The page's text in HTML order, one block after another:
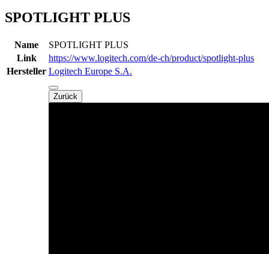
SPOTLIGHT PLUS
Name
SPOTLIGHT PLUS
Link
https://www.logitech.com/de-ch/product/spotlight-plus
Hersteller Logitech Europe S.A.
Zurück